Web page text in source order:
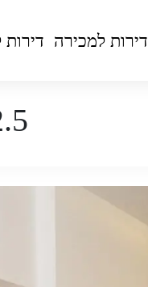
דירות למכירה
2.5 חדרים